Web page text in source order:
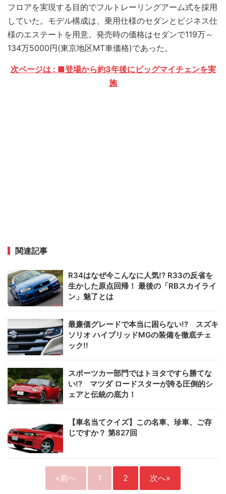
フロアを実現する目的でフルトレーリングアーム式を採用
していた。モデル構成は、乗用仕様のセダンとビジネス仕
様のエステートを用意。発売時の価格はセダンで119万～
134万5000円(東京地区MT車価格)であった。
次ページは : ■登場から約3年後にビッグマイチェンを実
施
関連記事
R34はなぜ今こんなに人気!? R33の反省を
生かした原点回帰！ 最後の「RBスカイライ
ン」魅了とは
最廉価グレードで本当に困らない!? スズキ
ソリオ ハイブリッドMGの装備を徹底チェ
ック!!
スポーツカー部門ではトヨタですら勝てな
い!? マツダ ロードスターが誇る圧倒的シ
ェアと伝統の底力！
【車名当てクイズ】この名車、珍車、ご存
じですか？ 第827回
«前へ 1 2 次へ»